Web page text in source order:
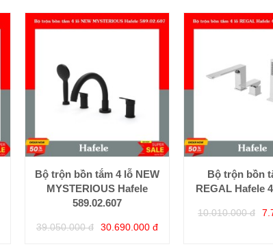
Bộ trộn bồn tắm 4 lỗ NEW
MYSTERIOUS Hafele
589.02.607
39.050.000 đ 30.690.000 đ
Bộ trộn bồn
REGAL Hafele
10.010.000 đ